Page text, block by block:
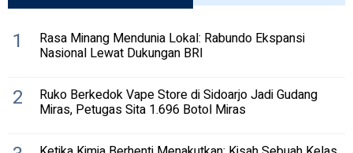
1 Rasa Minang Mendunia Lokal: Rabundo Ekspansi
Nasional Lewat Dukungan BRI
2 Ruko Berkedok Vape Store di Sidoarjo Jadi Gudang
Miras, Petugas Sita 1.696 Botol Miras